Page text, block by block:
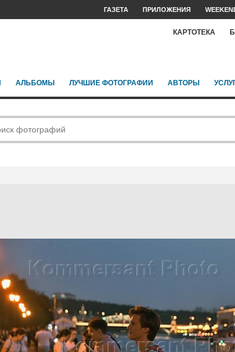
ГАЗЕТА ПРИЛОЖЕНИЯ
КАРТОТЕКА
АЛЬБОМЫ ЛУЧШИЕ ФОТОГРАФИИ АВТОРЫ